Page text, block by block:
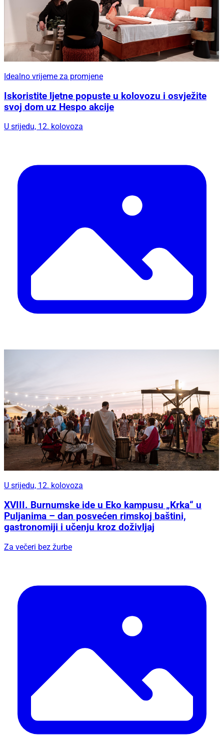
Idealno vrijeme za promjene
Iskoristite ljetne popuste u kolovozu i osvježite
svoj dom uz Hespo akcije
U srijedu, 12. kolovoza
U srijedu, 12. kolovoza
XVIII. Burnumske ide u Eko kampusu „Krka“ u
Puljanima – dan posvećen rimskoj baštini,
gastronomiji i učenju kroz doživljaj
Za večeri bez žurbe